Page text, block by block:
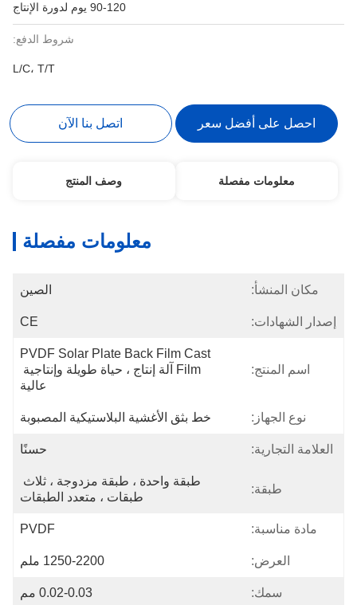
90-120 يوم لدورة الإنتاج
شروط الدفع:
L/C، T/T
احصل على أفضل سعر اتصل بنا الآن
معلومات مفصلة وصف المنتج
معلومات مفصلة
مكان المنشأ: الصين
إصدار الشهادات: CE
اسم المنتج:
PVDF Solar Plate Back Film Cast
Film آلة إنتاج ، حياة طويلة وإنتاجية
عالية
نوع الجهاز: خط بثق الأغشية البلاستيكية المصبوبة
العلامة التجارية: حسنًا
طبقة:
طبقة واحدة ، طبقة مزدوجة ، ثلاث
طبقات ، متعدد الطبقات
مادة مناسبة: PVDF
العرض: 1250-2200 ملم
سمك: 0.02-0.03 مم